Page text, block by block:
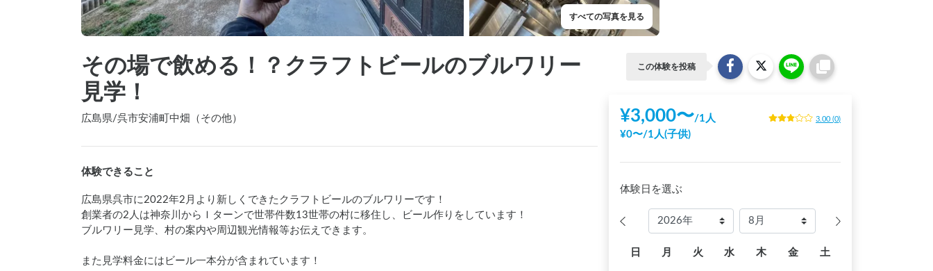
すべての写真を見る
その場で飲める！？クラフトビールのブルワリー
見学！
広島県/呉市安浦町中畑（その他）
体験できること
広島県呉市に2022年2月より新しくできたクラフトビールのブルワリーです！
創業者の2人は神奈川からＩターンで世帯件数13世帯の村に移住し、ビール作りをしています！
ブルワリー見学、村の案内や周辺観光情報等お伝えできます。
また見学料金にはビール一本分が含まれています！
この体験を投稿
¥3,000〜/1人
¥0〜/1人(子供)
3.00 (0)
体験日を選ぶ
日 月 火 水 木 金 土